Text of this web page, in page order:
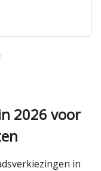
2026 voor
in